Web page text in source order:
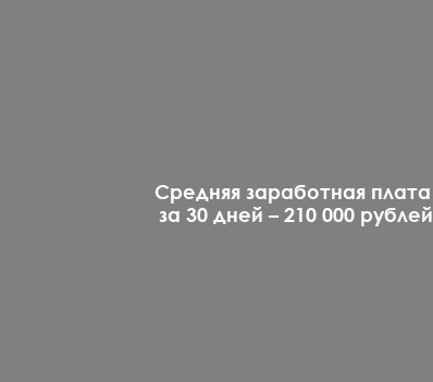
Средняя заработная плата
за 30 дней – 210 000 рублей